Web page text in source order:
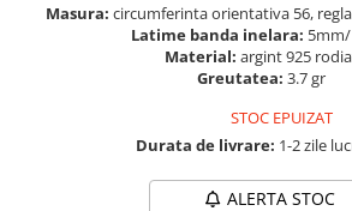
Masura: circumferinta orientativa 56,
Latime banda inelara:
Material: argint 925
Greutatea: 3.7 gr
STOC EPUIZAT
Durata de livrare: 1-2 zile
ALERTA STOC